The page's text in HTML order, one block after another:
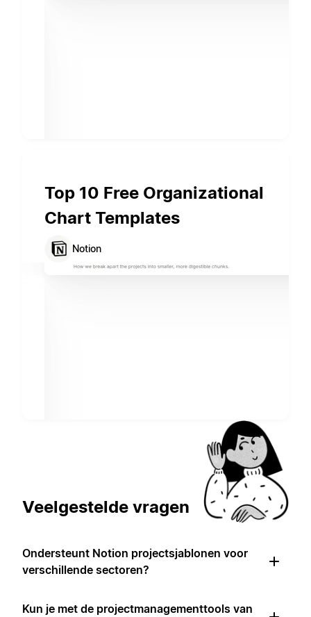
Top 10 Free Organizational
Chart Templates
Notion
Veelgestelde vragen
Ondersteunt Notion projectsjablonen voor
verschillende sectoren?
Kun je met de projectmanagementtools van